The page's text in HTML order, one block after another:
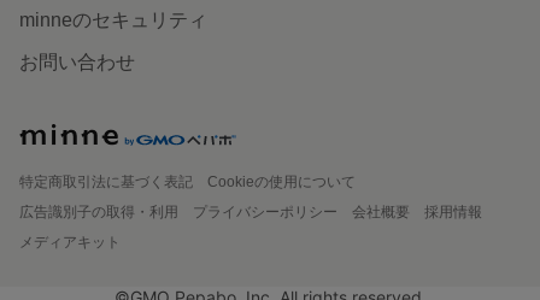
minneのセキュリティ
お問い合わせ
特定商取引法に基づく表記
Cookieの使用について
広告識別子の取得・利用
プライバシーポリシー 会社概要
採用情報
メディアキット